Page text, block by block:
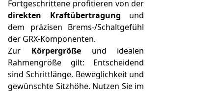
Fortgeschrittene profitieren von der
direkten Kraftübertragung und
dem präzisen Brems-/Schaltgefühl
der GRX-Komponenten.
Zur Körpergrößeund idealen
Rahmengröße gilt: Entscheidend
sind Schrittlänge, Beweglichkeit und
gewünschte Sitzhöhe. Nutzen Sie im